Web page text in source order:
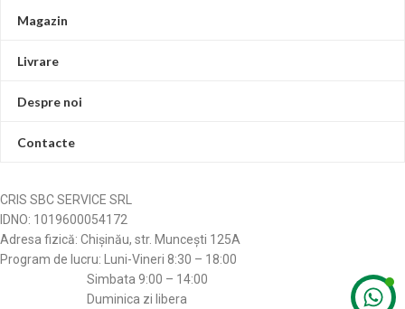
Magazin
Livrare
Despre noi
Contacte
CRIS SBC SERVICE SRL
IDNO: 1019600054172
Adresa fizică: Chișinău, str. Muncești 125A
Program de lucru: Luni-Vineri 8:30 – 18:00
Simbata 9:00 – 14:00
Duminica zi libera